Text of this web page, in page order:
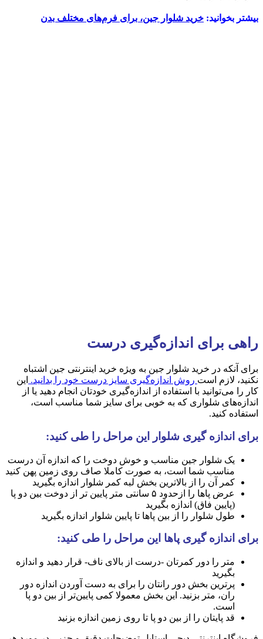
بیشتر بخوانید: خرید شلوار جین، برای فرم‌های مختلف بدن
راهی برای اندازه‌گیری درست
برای آنکه در خرید شلوار جین به ویژه خرید اینترنتی جین اشتباه
نکنید، لازم است روش اندازه‌گیری سایز درست خود را بدانید. این
کار را می‌توانید با استفاده از اندازه‌گیری خودتان انجام دهید یا از
اندازه‌های شلواری که به خوبی برای سایز شما مناسب است،
استفاده کنید.
برای اندازه گیری شلوار این مراحل را طی کنید:
یک شلوار جین مناسب و خوش دوخت را که اندازه آن درست
مناسب شما است، به صورت کاملا صاف روی زمین پهن کنید
کمر آن را از بالاترین بخش لبه کمر شلوار اندازه بگیرید
عرض پاها را ازحدود ۵ سانتی متر پایین تر از دوخت بین دو پا
(پایین فاق) اندازه بگیرید
طول شلوار را از بین پاها تا پایین‌ شلوار اندازه بگیرید
برای اندازه گیری پاها این مراحل را طی کنید:
متر را دور کمرتان -درست از بالای ناف- قرار دهید و اندازه
بگیرید
پرترین بخش دور رانتان را برای به دست آوردن اندازه دور
ران، متر بزنید. این بخش معمولا کمی پایین‌تر از بین دو پا
است.
قد پایتان را از بین دو پا تا روی زمین اندازه بزنید